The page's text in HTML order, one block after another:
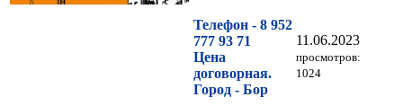
Телефон - 8 952
777 93 71
Цена
договорная.
Город - Бор
11.06.2023
просмотров:
1024